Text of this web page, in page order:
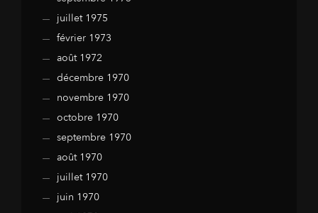
juillet 1975
février 1973
août 1972
décembre 1970
novembre 1970
octobre 1970
septembre 1970
août 1970
juillet 1970
juin 1970